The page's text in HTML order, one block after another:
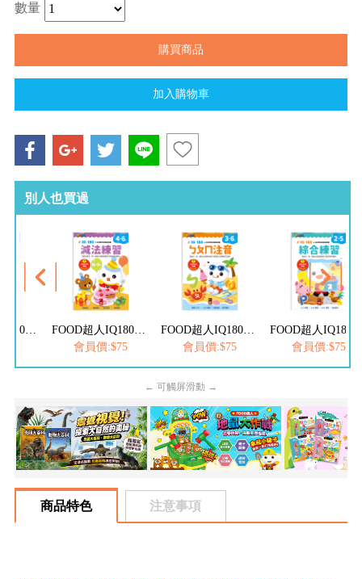
數量
別人也買過
會員價:$75
會員價:$75
會員價:$75
← 可觸屏滑動 →
商品特色 注意事項